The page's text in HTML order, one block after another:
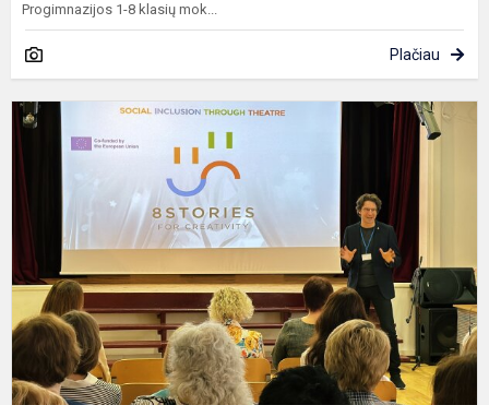
Progimnazijos 1-8 klasių mok...
Plačiau